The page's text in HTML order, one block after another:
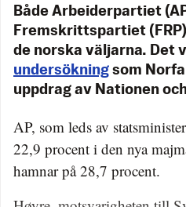
Både Arbeiderpartiet
Fremskrittspartiet
de norska väljarna. Det
undersökning som
uppdrag av Nationen
AP, som leds av
22,9 procent i den nya
hamnar på 28,7 procent.